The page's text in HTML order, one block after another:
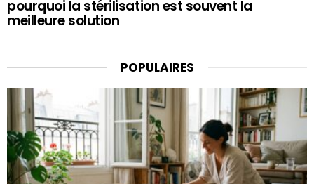
pourquoi la stérilisation est souvent la
meilleure solution
POPULAIRES